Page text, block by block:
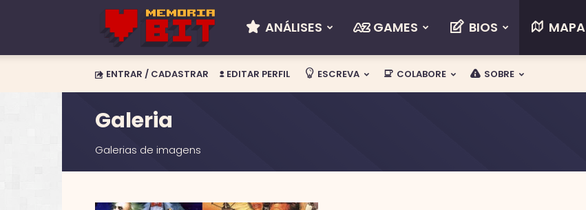
Memória
BIT
ANÁLISES GAMES BIOS MAPA
ENTRAR / CADASTRAR EDITAR PERFIL ESCREVA COLABORE SOBRE
Galeria
Galerias de imagens